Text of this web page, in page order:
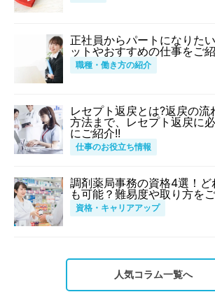
正社員からパートになりた
ットやおすすめの仕事をご
職種・働き方の紹介
レセプト返戻とは?返戻の
方法まで、レセプト返戻に
にご紹介!!
仕事のお役立ち情報
調剤薬局事務の資格4選！ど
も可能？難易度や取り方を
資格・キャリアアップ
人気コラム一覧へ